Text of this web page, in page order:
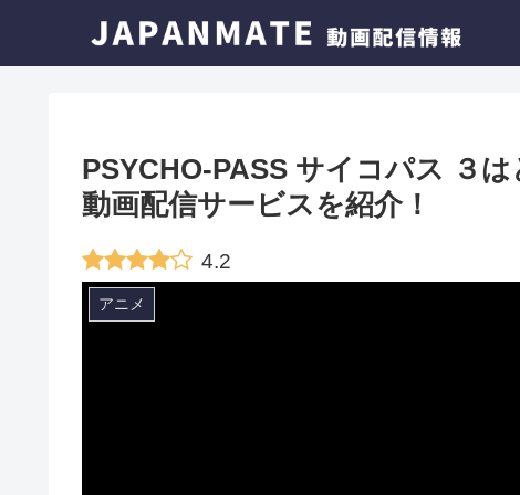
PSYCHO-PASS サイコパス ３
動画配信サービスを紹介！
4.2
アニメ